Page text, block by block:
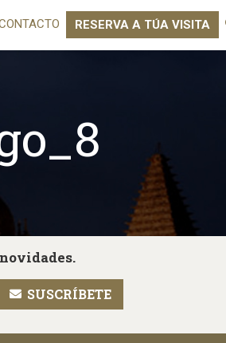
RESERVA A TÚA VISITA